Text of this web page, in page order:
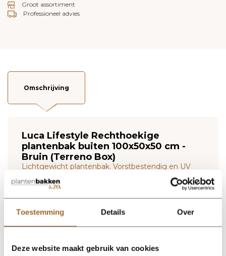
Toestemming Details Over
Deze website maakt gebruik van cookies
Groot assortiment
Professioneel advies
Omschrijving
Luca Lifestyle Rechthoekige
plantenbak buiten 100x50x50 cm -
Bruin (Terreno Box)
Lichtgewicht plantenbak. Vorstbestendig en UV
Wij leveren rechtstreeks vanuit het magazijn van
Luca Lifestyle. Mocht het product niet op voorraad
zijn, nemen we contact met je op.
direct sfeer, volume en een verzorgde uitstraling in elke ruimte.